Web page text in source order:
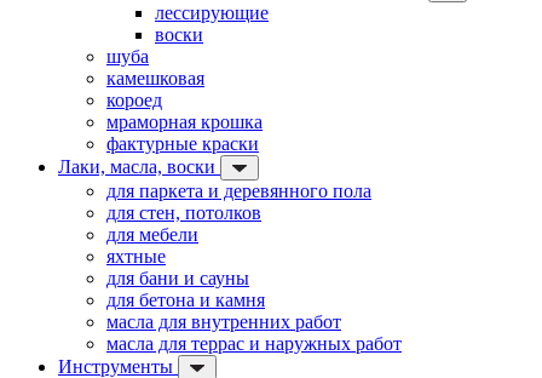
лессирующие
воски
шуба
камешковая
короед
мраморная крошка
фактурные краски
Лаки, масла, воски
для паркета и деревянного пола
для стен, потолков
для мебели
яхтные
для бани и сауны
для бетона и камня
масла для внутренних работ
масла для террас и наружных работ
Инструменты